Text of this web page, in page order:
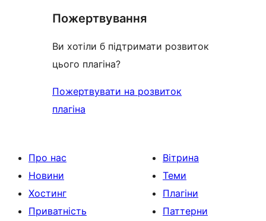
Пожертвування
Ви хотіли б підтримати розвиток
цього плагіна?
Пожертвувати на розвиток
плагіна
Про нас
Новини
Хостинг
Приватність
Вітрина
Теми
Плагіни
Паттерни